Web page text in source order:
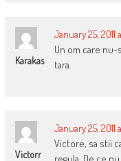
Karakas
January 25, 2011
Un om care nu-
tara.
Victorr
January 25, 2011
Victore, sa stii